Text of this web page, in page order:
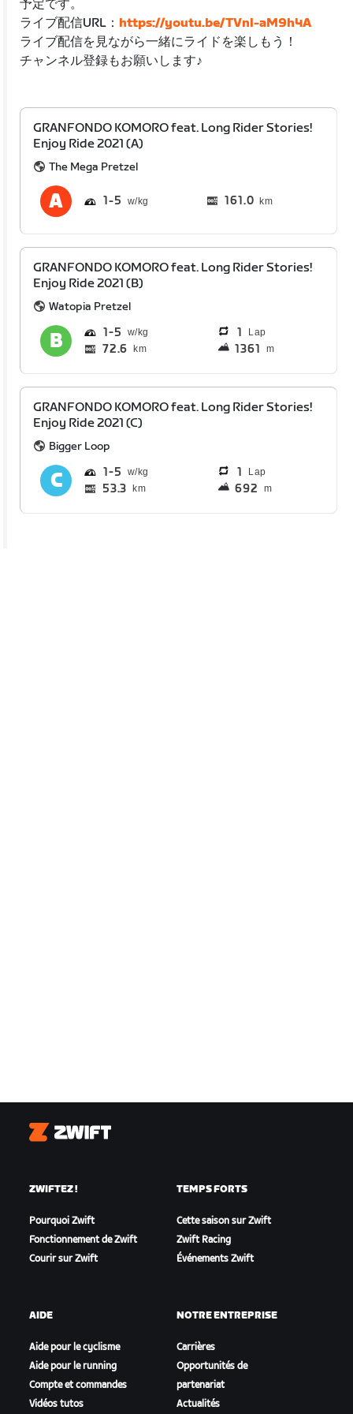
予定です。
ライブ配信URL： https://youtu.be/TVnl-aM9h4A
ライブ配信を見ながら一緒にライドを楽しもう！
チャンネル登録もお願いします♪
GRANFONDO KOMORO feat. Long Rider Stories!
Enjoy Ride 2021 (A)
The Mega Pretzel
1 5 161.0 km
GRANFONDO KOMORO feat. Long Rider Stories!
Enjoy Ride 2021 (B)
Watopia Pretzel
1 5 1 Lap
72.6 km 1361 m
GRANFONDO KOMORO feat. Long Rider Stories!
Enjoy Ride 2021 (C)
Bigger Loop
1 5 1 Lap
53.3 km 692 m
Zwift
ZWIFTEZ !
Pourquoi Zwift
Fonctionnement de Zwift
Courir sur Zwift
TEMPS FORTS
Cette saison sur Zwift
Zwift Racing
Événements Zwift
AIDE
Aide pour le cyclisme
Aide pour le running
Compte et commandes
Vidéos tutos
NOTRE ENTREPRISE
Carrières
Opportunités de
partenariat
Actualités